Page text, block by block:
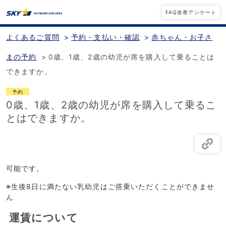
FAQ改善アンケート
よくあるご質問 > 予約・支払い・確認 > 赤ちゃん・お子さ
まの予約 > 0歳、1歳、2歳の幼児が席を購入して乗ることは
できますか。
予約
0歳、1歳、2歳の幼児が席を購入して乗るこ
とはできますか。
可能です。
※生後8日に満たない乳幼児はご搭乗いただくことができませ
ん
運賃について